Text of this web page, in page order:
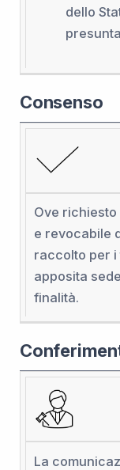
dello
Consenso
Ove
e revocabile
raccolto per i
apposita
finalità.
La